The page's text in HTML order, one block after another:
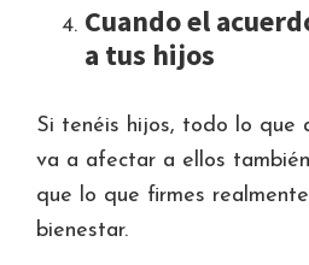
Cuando el
a tus hijos
Si tenéis hijos, todo lo que
va a afectar a ellos
que lo que firmes
bienestar.